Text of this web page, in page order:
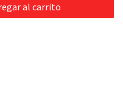
al carrito